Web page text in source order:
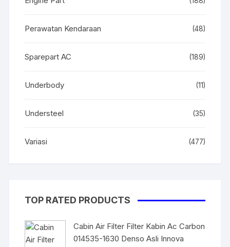
Perawatan Kendaraan (48)
Sparepart AC (189)
Underbody (11)
Understeel (35)
Variasi (477)
TOP RATED PRODUCTS
Cabin Air Filter Filter Kabin Ac Carbon
014535-1630 Denso Asli Innova